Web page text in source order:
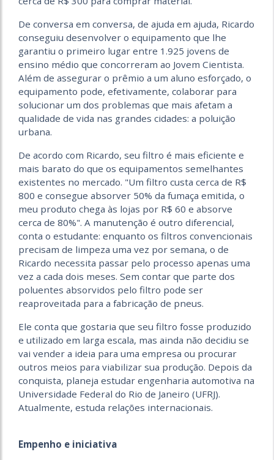
De conversa em conversa, de ajuda em ajuda, Ricardo
conseguiu desenvolver o equipamento que lhe
garantiu o primeiro lugar entre 1.925 jovens de
ensino médio que concorreram ao Jovem Cientista.
Além de assegurar o prêmio a um aluno esforçado, o
equipamento pode, efetivamente, colaborar para
solucionar um dos problemas que mais afetam a
qualidade de vida nas grandes cidades: a poluição
urbana.
De acordo com Ricardo, seu filtro é mais eficiente e
mais barato do que os equipamentos semelhantes
existentes no mercado. "Um filtro custa cerca de R$
800 e consegue absorver 50% da fumaça emitida, o
meu produto chega às lojas por R$ 60 e absorve
cerca de 80%". A manutenção é outro diferencial,
conta o estudante: enquanto os filtros convencionais
precisam de limpeza uma vez por semana, o de
Ricardo necessita passar pelo processo apenas uma
vez a cada dois meses. Sem contar que parte dos
poluentes absorvidos pelo filtro pode ser
reaproveitada para a fabricação de pneus.
Ele conta que gostaria que seu filtro fosse produzido
e utilizado em larga escala, mas ainda não decidiu se
vai vender a ideia para uma empresa ou procurar
outros meios para viabilizar sua produção. Depois da
conquista, planeja estudar engenharia automotiva na
Universidade Federal do Rio de Janeiro (UFRJ).
Atualmente, estuda relações internacionais.
Empenho e iniciativa